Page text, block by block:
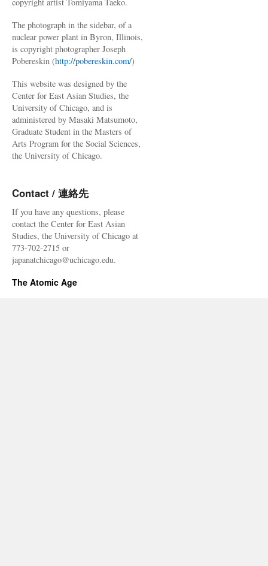
The photograph in the sidebar, of a
nuclear power plant in Byron, Illinois,
is copyright photographer Joseph
Pobereskin (http://pobereskin.com/)
This website was designed by the
Center for East Asian Studies, the
University of Chicago, and is
administered by Masaki Matsumoto,
Graduate Student in the Masters of
Arts Program for the Social Sciences,
the University of Chicago.
Contact / 連絡先
If you have any questions, please
contact the Center for East Asian
Studies, the University of Chicago at
773-702-2715 or
japanatchicago@uchicago.edu.
The Atomic Age